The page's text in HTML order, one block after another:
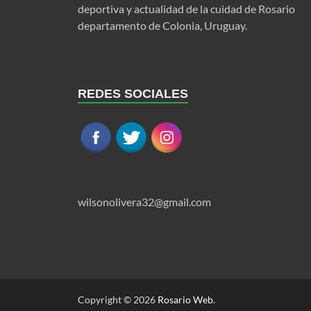
deportiva y actualidad de la cuidad de Rosario
departamento de Colonia, Uruguay.
REDES SOCIALES
wilsonolivera32@gmail.com
Copyright © 2026 Rosario Web.